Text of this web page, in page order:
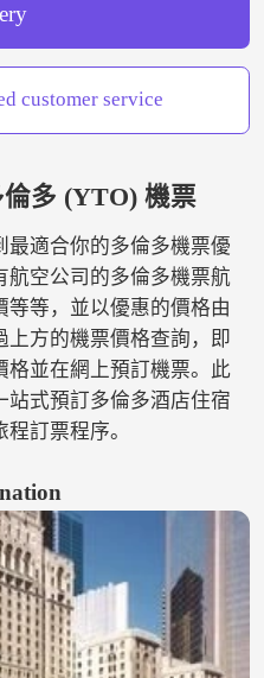
customer service
多 (YTO) 機票
最適合你的多倫多機票優
航空公司的多倫多機票航
等，並以優惠的價格由
上方的機票價格查詢，即
格並在網上預訂機票。此
站式預訂多倫多酒店住宿
訂票程序。